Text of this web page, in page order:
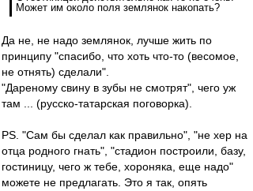
Может им около поля землянок накопать?
Да не, не надо землянок, лучше жить по
принципу "спасибо, что хоть что-то (весомое,
не отнять) сделали".
"Дареному свину в зубы не смотрят", чего уж
там ... (русско-татарская поговорка).
PS. "Сам бы сделал как правильно", "не хер на
отца родного гнать", "стадион построили, базу,
гостиницу, чего ж тебе, хороняка, еще надо"
можете не предлагать. Это я так, опять